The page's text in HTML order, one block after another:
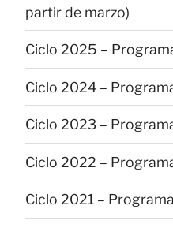
partir de marzo)
Ciclo 2025 –
Ciclo 2024 –
Ciclo 2023 –
Ciclo 2022 –
Ciclo 2021 –